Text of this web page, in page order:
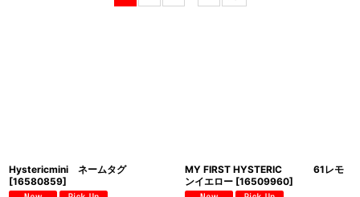
Hystericmini ネームタグ
[16580859]
MY FIRST HYSTERIC 61レモ
ンイエロー [16509960]